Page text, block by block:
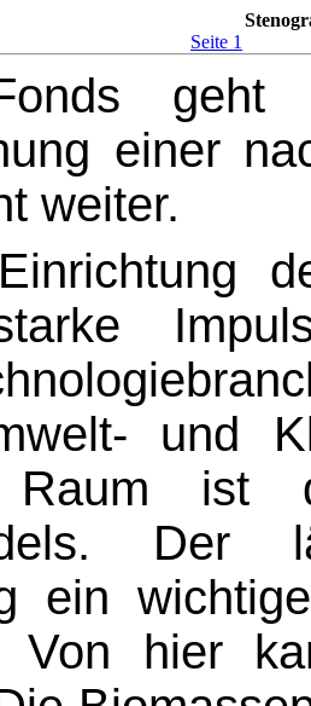
Seite 1
einer
weiter.
und
Raum ist
ein
Von hier